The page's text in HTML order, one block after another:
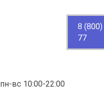
8
77
пн-вс 10:00-22:00